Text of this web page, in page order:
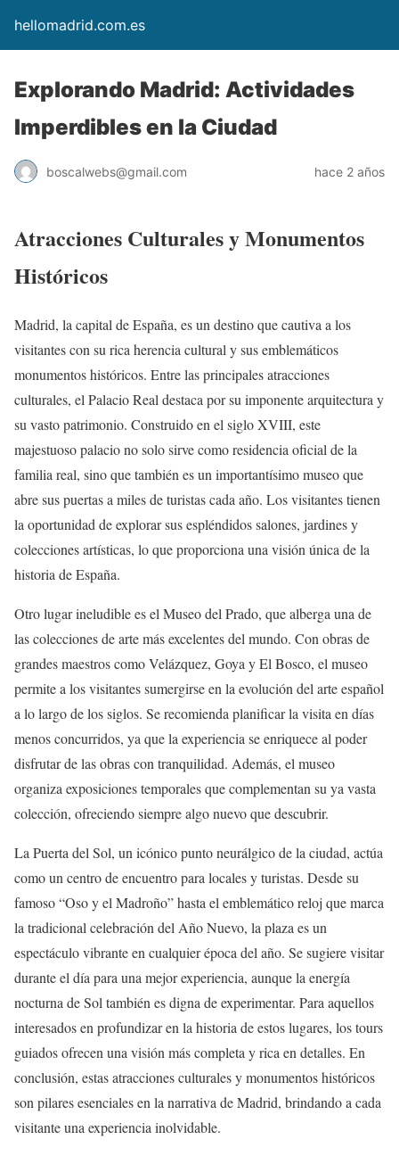
hellomadrid.com.es
Explorando Madrid: Actividades
Imperdibles en la Ciudad
boscalwebs@gmail.com hace 2 años
Atracciones Culturales y Monumentos
Históricos
Madrid, la capital de España, es un destino que cautiva a los
visitantes con su rica herencia cultural y sus emblemáticos
monumentos históricos. Entre las principales atracciones
culturales, el Palacio Real destaca por su imponente arquitectura y
su vasto patrimonio. Construido en el siglo XVIII, este
majestuoso palacio no solo sirve como residencia oficial de la
familia real, sino que también es un importantísimo museo que
abre sus puertas a miles de turistas cada año. Los visitantes tienen
la oportunidad de explorar sus espléndidos salones, jardines y
colecciones artísticas, lo que proporciona una visión única de la
historia de España.
Otro lugar ineludible es el Museo del Prado, que alberga una de
las colecciones de arte más excelentes del mundo. Con obras de
grandes maestros como Velázquez, Goya y El Bosco, el museo
permite a los visitantes sumergirse en la evolución del arte español
a lo largo de los siglos. Se recomienda planificar la visita en días
menos concurridos, ya que la experiencia se enriquece al poder
disfrutar de las obras con tranquilidad. Además, el museo
organiza exposiciones temporales que complementan su ya vasta
colección, ofreciendo siempre algo nuevo que descubrir.
La Puerta del Sol, un icónico punto neurálgico de la ciudad, actúa
como un centro de encuentro para locales y turistas. Desde su
famoso “Oso y el Madroño” hasta el emblemático reloj que marca
la tradicional celebración del Año Nuevo, la plaza es un
espectáculo vibrante en cualquier época del año. Se sugiere visitar
durante el día para una mejor experiencia, aunque la energía
nocturna de Sol también es digna de experimentar. Para aquellos
interesados en profundizar en la historia de estos lugares, los tours
guiados ofrecen una visión más completa y rica en detalles. En
conclusión, estas atracciones culturales y monumentos históricos
son pilares esenciales en la narrativa de Madrid, brindando a cada
visitante una experiencia inolvidable.